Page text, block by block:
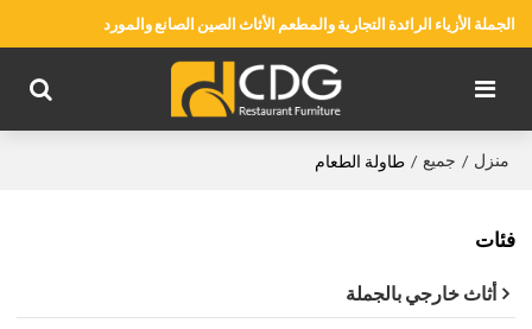
الجملة الأزياء الرائدة التجارية والمطعم الأثاث الصين الصانع والمورد
منزل / جميع / طاولة الطعام
فئات
أثاث خارجي بالجملة